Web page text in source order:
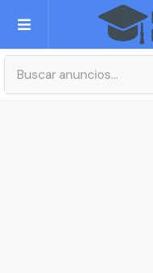
Publica tu Anuncio